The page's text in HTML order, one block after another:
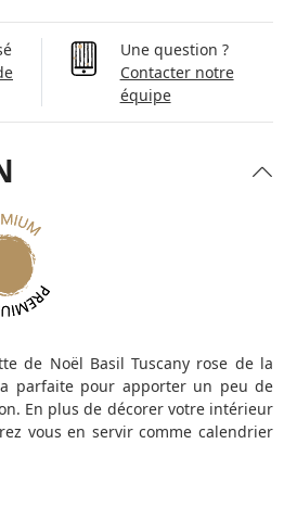
Une question ?
Contacter notre
équipe
de Noël Basil Tuscany rose de la
parfaite pour apporter un peu de
En plus de décorer votre intérieur
vous en servir comme calendrier